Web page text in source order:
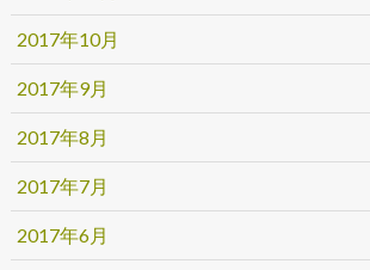
2017年10月
2017年9月
2017年8月
2017年7月
2017年6月